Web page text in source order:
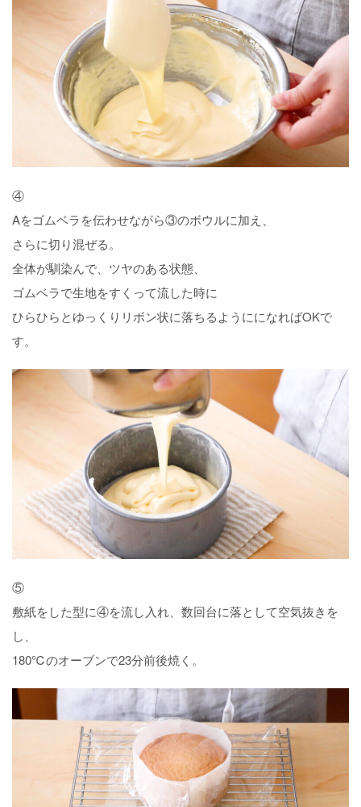
④
Aをゴムベラを伝わせながら③のボウルに加え、
さらに切り混ぜる。
全体が馴染んで、ツヤのある状態、
ゴムベラで生地をすくって流した時に
ひらひらとゆっくりリボン状に落ちるようにになればOKで
す。
⑤
敷紙をした型に④を流し入れ、数回台に落として空気抜きを
し、
180℃のオーブンで23分前後焼く。